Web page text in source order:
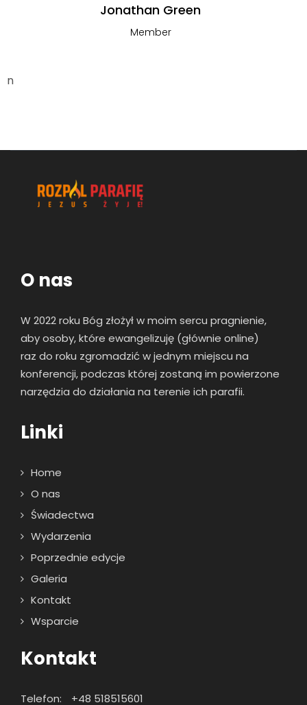
Jonathan Green
Member
n
O nas
W 2022 roku Bóg złożył w moim sercu pragnienie,
aby osoby, które ewangelizuję (głównie online)
raz do roku zgromadzić w jednym miejscu na
konferencji, podczas której zostaną im powierzone
narzędzia do działania na terenie ich parafii.
Linki
Home
O nas
Świadectwa
Wydarzenia
Poprzednie edycje
Galeria
Kontakt
Wsparcie
Kontakt
Telefon: +48 518515601